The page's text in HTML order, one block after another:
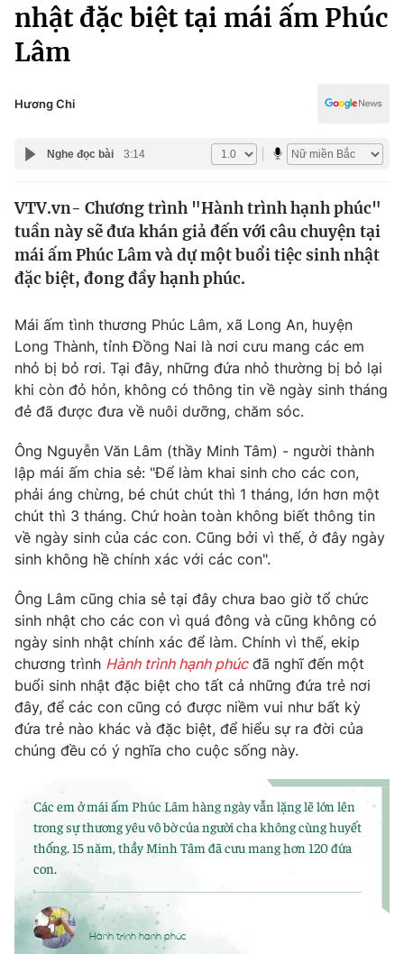
Chính trị
Xã hội
Pháp luật
Y tế
Thế giới
Tin tức
Thế giới đó đây
Câu chuyện quốc tế
Kinh tế
Thị trường
Góc doanh nghiệp
Dữ liệu và đời sống
Truyền hình
Phim VTV
Hậu trường
Nhân vật
Khán giả
Giải sao mai
Giải trí
Điện ảnh
Âm nhạc
Sao
Đời sống
Du lịch
Làm đẹp
Chất lượng cuộc sống
Giáo dục
Tuyển sinh
Học trực tuyến
Hitech Công nghệ tương lai
Sản phẩm
Thị trường
Tư vấn
Giao lưu trực tuyến
Lịch phát sóng
Chuyên mục khác
Photo Infographic
Video Shorts video
VTV Money
Truyền hình
Văn hóa - Giải trí
nhật đặc biệt tại mái ấm Phúc
Lâm
Hương Chi
Nghe đọc bài 3:14
VTV.vn- Chương trình "Hành trình hạnh phúc"
tuần này sẽ đưa khán giả đến với câu chuyện tại
mái ấm Phúc Lâm và dự một buổi tiệc sinh nhật
đặc biệt, đong đầy hạnh phúc.
Mái ấm tình thương Phúc Lâm, xã Long An, huyện
Long Thành, tỉnh Đồng Nai là nơi cưu mang các em
nhỏ bị bỏ rơi. Tại đây, những đứa nhỏ thường bị bỏ lại
khi còn đỏ hỏn, không có thông tin về ngày sinh tháng
đẻ đã được đưa về nuôi dưỡng, chăm sóc.
Ông Nguyễn Văn Lâm (thầy Minh Tâm) - người thành
lập mái ấm chia sẻ: "Để làm khai sinh cho các con,
phải áng chừng, bé chút chút thì 1 tháng, lớn hơn một
chút thì 3 tháng. Chứ hoàn toàn không biết thông tin
về ngày sinh của các con. Cũng bởi vì thế, ở đây ngày
sinh không hề chính xác với các con".
Ông Lâm cũng chia sẻ tại đây chưa bao giờ tổ chức
sinh nhật cho các con vì quá đông và cũng không có
ngày sinh nhật chính xác để làm. Chính vì thế, ekip
chương trình Hành trình hạnh phúcđã nghĩ đến một
buổi sinh nhật đặc biệt cho tất cả những đứa trẻ nơi
đây, để các con cũng có được niềm vui như bất kỳ
đứa trẻ nào khác và đặc biệt, để hiểu sự ra đời của
chúng đều có ý nghĩa cho cuộc sống này.